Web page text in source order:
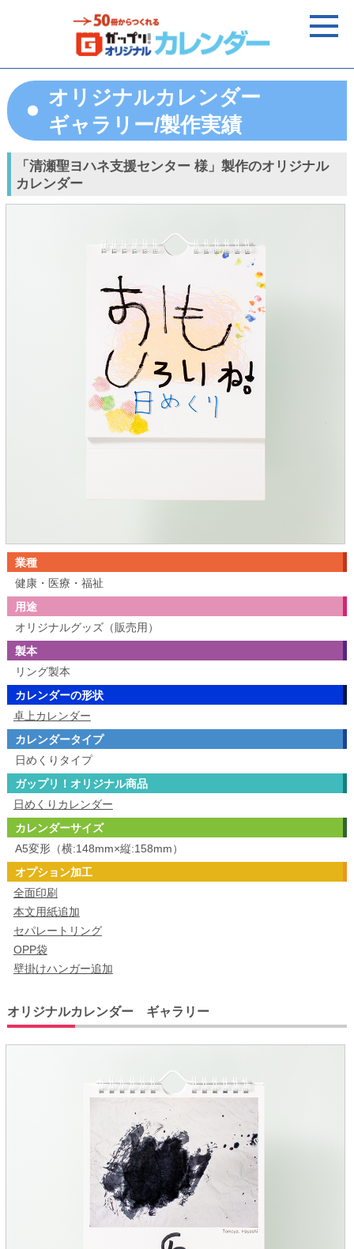
オリジナルカレンダー
ギャラリー/製作実績
「清瀬聖ヨハネ支援センター 様」製作のオリジナル
カレンダー
業種
健康・医療・福祉
用途
オリジナルグッズ（販売用）
製本
リング製本
カレンダーの形状
卓上カレンダー
カレンダータイプ
日めくりタイプ
ガップリ！オリジナル商品
日めくりカレンダー
カレンダーサイズ
A5変形（横:148mm×縦:158mm）
オプション加工
全面印刷
本文用紙追加
セパレートリング
OPP袋
壁掛けハンガー追加
オリジナルカレンダー ギャラリー